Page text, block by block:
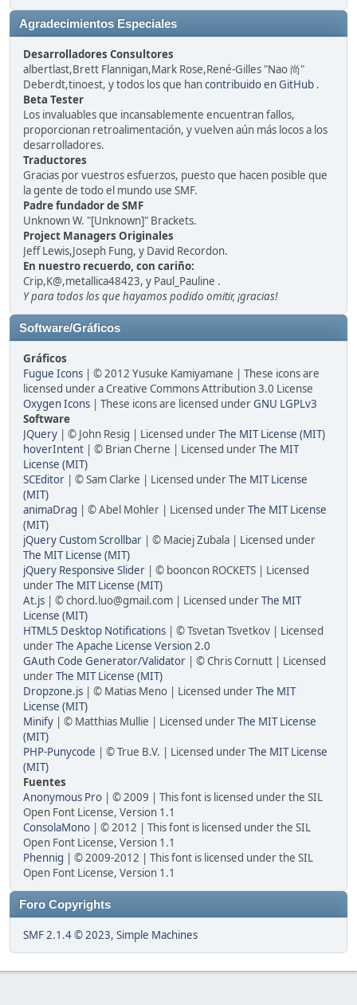
Agradecimientos Especiales
Desarrolladores Consultores
albertlast,Brett Flannigan,Mark Rose,René-Gilles "Nao 尚"
Deberdt,tinoest, y todos los que hancontribuido en GitHub .
Beta Tester
Los invaluables que incansablemente encuentran fallos,
proporcionan retroalimentación, y vuelven aún más locos a los
desarrolladores.
Traductores
Gracias por vuestros esfuerzos, puesto que hacen posible que
la gente de todo el mundo use SMF.
Padre fundador de SMF
Unknown W. "[Unknown]" Brackets.
Project Managers Originales
Jeff Lewis,Joseph Fung, y David Recordon.
En nuestro recuerdo, con cariño:
Crip,K@,metallica48423, y Paul_Pauline .
Y para todos los que hayamos podido omitir, ¡gracias!
Software/Gráficos
Gráficos
Fugue Icons | © 2012 Yusuke Kamiyamane | These icons are
licensed under a Creative Commons Attribution 3.0 License
Oxygen Icons | These icons are licensed underGNU LGPLv3
Software
JQuery | © John Resig | Licensed underThe MIT License (MIT)
hoverIntent | © Brian Cherne | Licensed underThe MIT
License (MIT)
SCEditor | © Sam Clarke | Licensed underThe MIT License
(MIT)
animaDrag | © Abel Mohler | Licensed underThe MIT License
(MIT)
jQuery Custom Scrollbar | © Maciej Zubala | Licensed under
The MIT License (MIT)
jQuery Responsive Slider | © booncon ROCKETS | Licensed
underThe MIT License (MIT)
At.js | © chord.luo@gmail.com | Licensed underThe MIT
License (MIT)
HTML5 Desktop Notifications | © Tsvetan Tsvetkov | Licensed
underThe Apache License Version 2.0
GAuth Code Generator/Validator | © Chris Cornutt | Licensed
underThe MIT License (MIT)
Dropzone.js | © Matias Meno | Licensed underThe MIT
License (MIT)
Minify | © Matthias Mullie | Licensed underThe MIT License
(MIT)
PHP-Punycode | © True B.V. | Licensed underThe MIT License
(MIT)
Fuentes
Anonymous Pro | © 2009 | This font is licensed under the SIL
Open Font License, Version 1.1
ConsolaMono | © 2012 | This font is licensed under the SIL
Open Font License, Version 1.1
Phennig | © 2009-2012 | This font is licensed under the SIL
Open Font License, Version 1.1
Foro Copyrights
SMF 2.1.4 © 2023, Simple Machines